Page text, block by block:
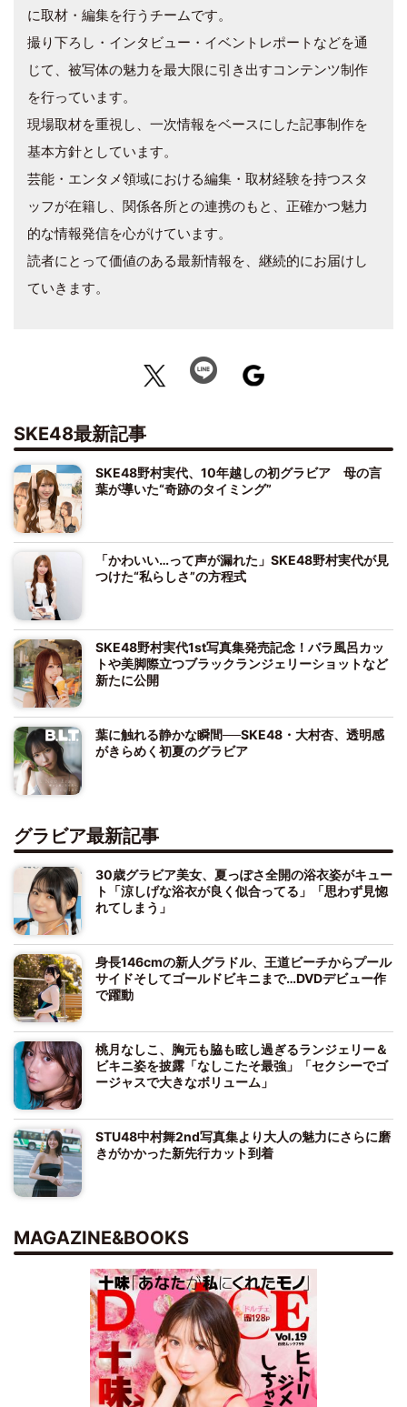
に取材・編集を行うチームです。
撮り下ろし・インタビュー・イベントレポートなどを通
じて、被写体の魅力を最大限に引き出すコンテンツ制作
を行っています。
現場取材を重視し、一次情報をベースにした記事制作を
基本方針としています。
芸能・エンタメ領域における編集・取材経験を持つスタ
ッフが在籍し、関係各所との連携のもと、正確かつ魅力
的な情報発信を心がけています。
読者にとって価値のある最新情報を、継続的にお届けし
ていきます。
SKE48最新記事
SKE48野村実代、10年越しの初グラビア 母の言
葉が導いた“奇跡のタイミング”
「かわいい…って声が漏れた」SKE48野村実代が見
つけた“私らしさ”の方程式
SKE48野村実代1st写真集発売記念！バラ風呂カッ
トや美脚際立つブラックランジェリーショットなど
新たに公開
葉に触れる静かな瞬間──SKE48・大村杏、透明感
がきらめく初夏のグラビア
グラビア最新記事
30歳グラビア美女、夏っぽさ全開の浴衣姿がキュー
ト「涼しげな浴衣が良く似合ってる」「思わず見惚
れてしまう」
身長146cmの新人グラドル、王道ビーチからプール
サイドそしてゴールドビキニまで…DVDデビュー作
で躍動
桃月なしこ、胸元も脇も眩し過ぎるランジェリー＆
ビキニ姿を披露「なしこたそ最強」「セクシーでゴ
ージャスで大きなボリューム」
STU48中村舞2nd写真集より大人の魅力にさらに磨
きがかかった新先行カット到着
MAGAZINE&BOOKS